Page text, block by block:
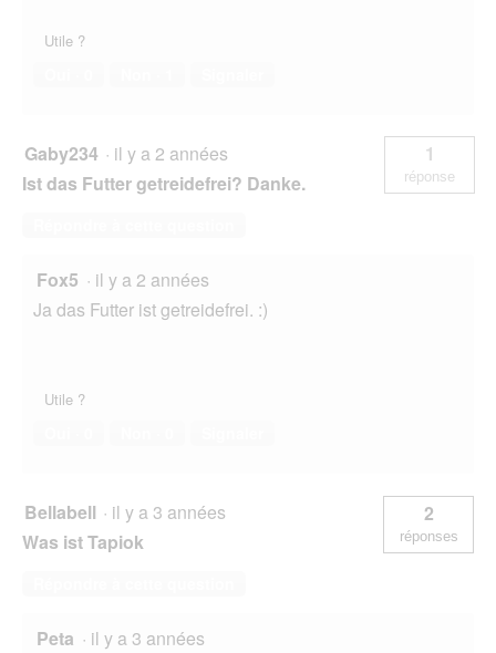
Utile ?
Gaby234 · il y a 2 années
Ist das Futter getreidefrei? Danke.
1
réponse
Fox5 · il y a 2 années
Ja das Futter ist getreidefrei. :)
Utile ?
Bellabell · il y a 3 années
Was ist Tapiok
2
réponses
Peta · il y a 3 années